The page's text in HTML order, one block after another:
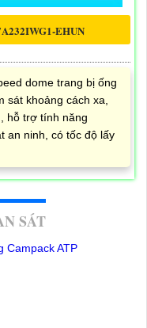
EHUN
dome trang bị ống
sát khoảng cách xa,
hỗ trợ tính năng
an ninh, có tốc độ lấy
SÁT
Campack ATP